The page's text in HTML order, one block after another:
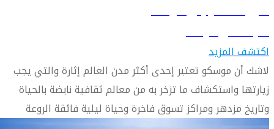
دليل السفر إلى موسكو
تعرّف على موسكو
اكتشف المزيد
لاشك أن موسكو تعتبر إحدى أكثر مدن العالم إثارة والتي يجب
زيارتها واستكشاف ما تزخر به من معالم ثقافية نابضة بالحياة
وتاريخ مزدهر ومراكز تسوق فاخرة وحياة ليلية فائقة الروعة